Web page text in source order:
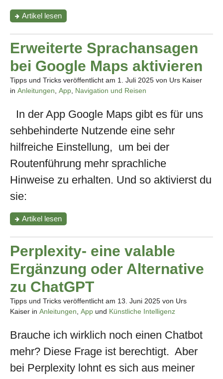
Artikel"Mit
Komoot
auf
Wandertour"
lesen
Erweiterte Sprachansagen
bei Google Maps aktivieren
Tipps und Tricks veröffentlicht am 1. Juli 2025 von Urs Kaiser
in Anleitungen App Navigation und Reisen
In der App Google Maps gibt es für uns
sehbehinderte Nutzende eine sehr
hilfreiche Einstellung, um bei der
Routenführung mehr sprachliche
Hinweise zu erhalten. Und so aktivierst du
sie:
Artikel"Erweiterte
Sprachansagen
bei
Google
Maps
lesen
Perplexity- eine valable
Ergänzung oder Alternative
zu ChatGPT
Tipps und Tricks veröffentlicht am 13. Juni 2025 von Urs
Kaiser in Anleitungen App und Künstliche Intelligenz
Brauche ich wirklich noch einen Chatbot
mehr? Diese Frage ist berechtigt. Aber
bei Perplexity lohnt es sich aus meiner